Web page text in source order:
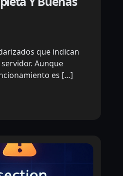
que indican
Aunque
es […]